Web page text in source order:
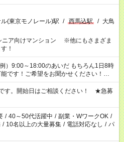
(東京モノレール)駅 / 西馬込駅 / 大鳥
ニア向けマンション ※他にもさまざま
！
）9:00～18:00のあいだ もちろん1日8時
です！ご希望をお聞かせください！★家
な場合も遠慮なくご相談ください。 ※
務が必要です
す。開始日はご相談ください！ ★急募
/ 40～50代活躍中 / 副業・WワークOK /
/ 10名以上の大量募集 / 電話対応なし / パ